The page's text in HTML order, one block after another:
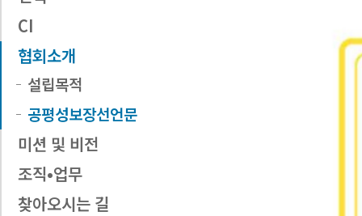
CI
협회소개
설립목적
공평성보장선언문
미션 및 비전
조직•업무
찾아오시는 길